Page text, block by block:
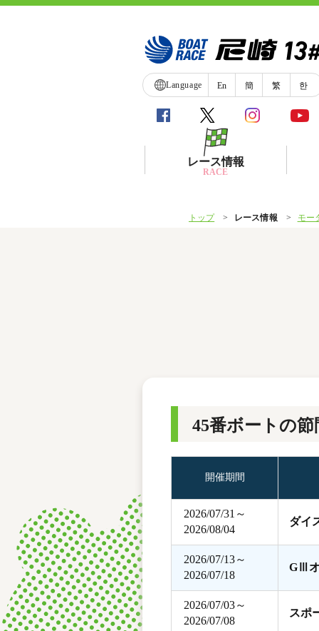
Language En 簡 繁 한
レース情報
RACE
ボートデータ
トップ レース情報 モー
45番ボートの節
開催期間
2026/07/31～
2026/08/04
ダイ
2026/07/13～
2026/07/18
GⅢオ
2026/07/03～
2026/07/08
スポ